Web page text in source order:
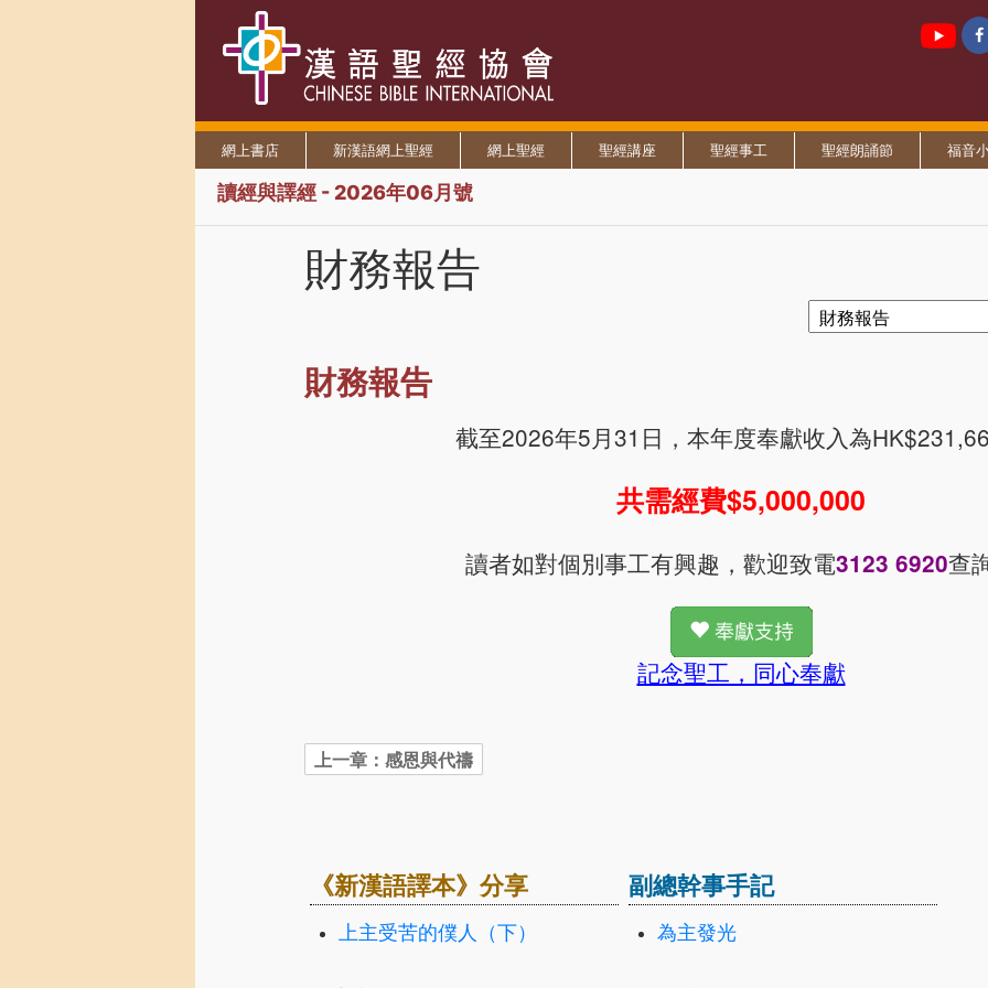
網上書店 新漢語網上聖經 網上聖經 聖經講座 聖經事工 聖經朗誦節 福音
讀經與譯經 - 2026年06月號
財務報告
財務報告
截至2026年5月31日，本年度奉獻收入為
共需經費$5,000,000
讀者如對個別事工有興趣，歡迎致電3123 6920查
記念聖工，同心奉獻
《新漢語譯本》分享
上主受苦的僕人（下）
副總幹事手記
為主發光